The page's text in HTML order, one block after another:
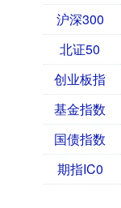
沪深300
北证50
创业板指
基金指数
国债指数
期指IC0